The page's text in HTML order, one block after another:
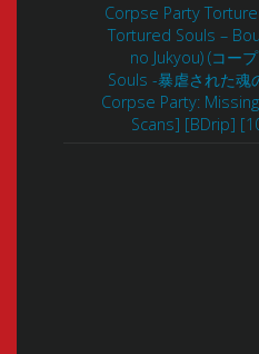
Corpse Party
Tortured Souls –
no Jukyou) (コー
Souls -暴虐された魂
Corpse Party:
Scans] [BDrip]